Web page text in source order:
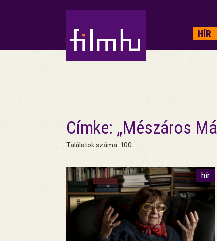
HÍR
Címke: „Mészáros
Találatok száma: 100
hír